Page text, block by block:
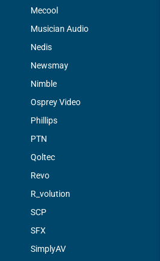
Mecool
Musician Audio
Nedis
Newsmay
Nimble
Osprey Video
Phillips
PTN
Qoltec
Revo
R_volution
SCP
SFX
SimplyAV